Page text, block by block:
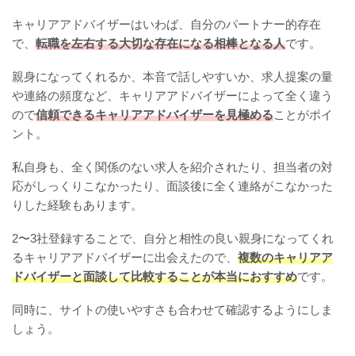
キャリアアドバイザーはいわば、自分のパートナー的存在
で、 転職を左右する大切な存在になる相棒となる人です。
親身になってくれるか、本音で話しやすいか、求人提案の量
や連絡の頻度など、キャリアアドバイザーによって全く違う
ので信頼できるキャリアアドバイザーを見極めることがポイ
ント。
私自身も、全く関係のない求人を紹介されたり、担当者の対
応がしっくりこなかったり、面談後に全く連絡がこなかった
りした経験もあります。
2〜3社登録することで、自分と相性の良い親身になってくれ
るキャリアアドバイザーに出会えたので、 複数のキャリアア
ドバイザーと面談して比較することが本当におすすめです。
同時に、サイトの使いやすさも合わせて確認するようにしま
しょう。